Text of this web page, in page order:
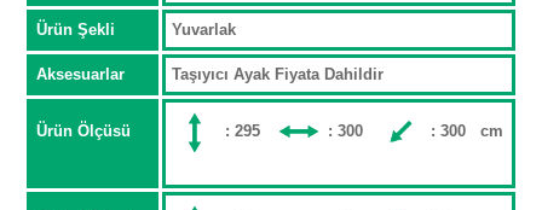
Ürün Şekli Yuvarlak
Aksesuarlar Taşıyıcı Ayak Fiyata Dahildir
Ürün Ölçüsü : 295 : 300 : 300 cm